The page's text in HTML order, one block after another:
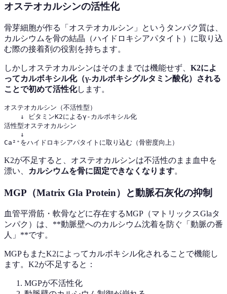
オステオカルシンの活性化
骨芽細胞が作る「オステオカルシン」というタンパク質は、
カルシウムを骨の結晶（ハイドロキシアパタイト）に取り込
む際の接着剤の役割を持ちます。
しかしオステオカルシンはそのままでは機能せず、 K2によ
ってカルボキシル化（γ-カルボキシグルタミン酸化）される
ことで初めて活性化します。
オステオカルシン（不活性型）
    ↓ ビタミンK2によるγ-カルボキシル化
活性型オステオカルシン
    ↓
K2が不足すると、オステオカルシンは不活性のまま血中を
漂い、
カルシウムを骨に固定できなくなります。
MGP（Matrix Gla Protein）と動脈石灰化の抑制
血管平滑筋・軟骨などに存在するMGP（マトリックスGlaタ
ンパク）は、**動脈壁へのカルシウム沈着を防ぐ「動脈の番
人」**です。
MGPもまたK2によってカルボキシル化されることで機能し
ます。K2が不足すると：
MGPが不活性化